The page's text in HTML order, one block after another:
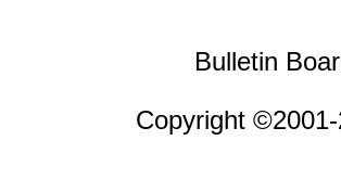
Bulletin
Copyright